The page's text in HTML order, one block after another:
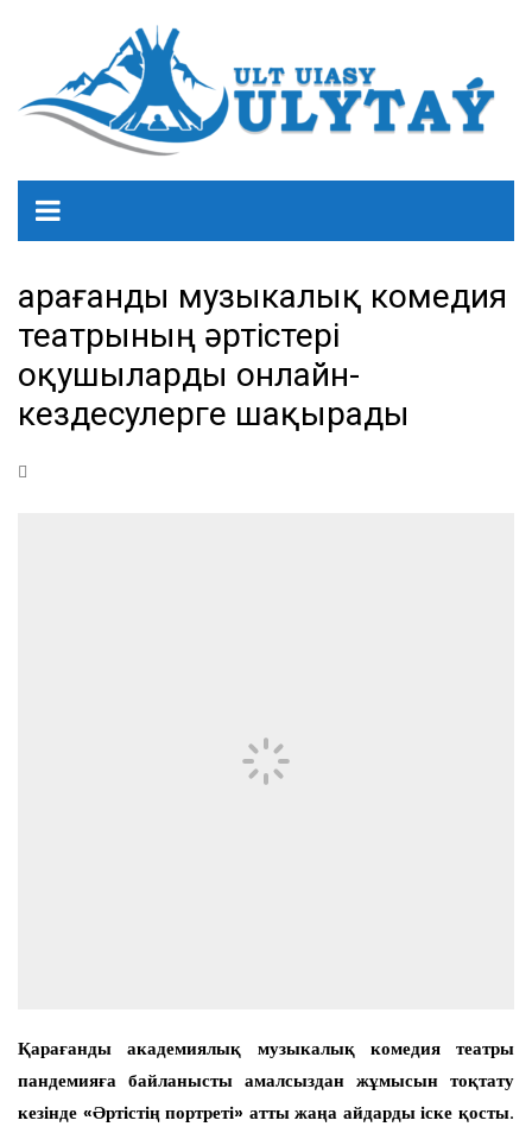
Қарағанды музыкалық комедия
театрының әртістері
оқушыларды онлайн-
кездесулерге шақырады
Қарағанды академиялық музыкалық комедия театры
пандемияға байланысты амалсыздан жұмысын тоқтату
кезінде «Әртістің портреті» атты жаңа айдарды іске қосты.